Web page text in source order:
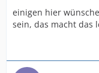
einigen hier
sein, das macht das